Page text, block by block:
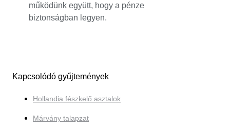
működünk együtt, hogy a pénze
biztonságban legyen.
Kapcsolódó gyűjtemények
Hollandia fészkelő asztalok
Márvány talapzat